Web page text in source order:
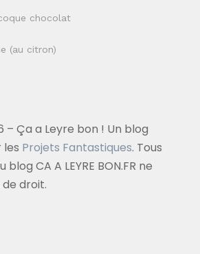
chocolat
(au citron)
– Ça a Leyre bon ! Un blog
Projets Fantastiques. Tous
CA A LEYRE BON.FR ne
droit.